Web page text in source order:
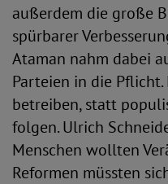
außerdem die große
spürbarer
Ataman nahm dabei
Parteien in die
betreiben, statt
folgen. Ulrich
Menschen wollten
Reformen müssten